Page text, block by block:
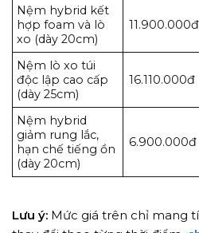
Nệm hybrid kết
hợp foam và lò
xo (dày 20cm)
11.900.000đ
Nệm lò xo túi
độc lập cao cấp
(dày 25cm)
16.110.000đ
Nệm hybrid
giảm rung lắc,
hạn chế tiếng ồn
(dày 20cm)
6.900.000đ
Lưu ý: Mức giá trên chỉ mang